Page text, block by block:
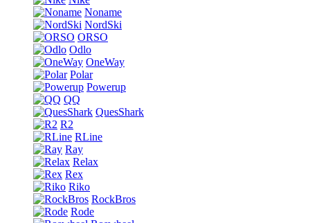
Noname
NordSki
ORSO
Odlo
OneWay
Polar
Powerup
QQ
QuesShark
R2
RLine
Ray
Relax
Rex
Riko
RockBros
Rode